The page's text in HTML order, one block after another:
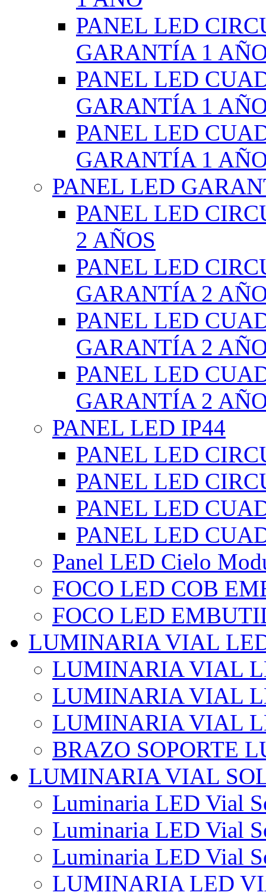
PANEL LED
GARANTÍA 1
PANEL LED
GARANTÍA 1
PANEL LED
GARANTÍA 1
PANEL LED
PANEL LED
2 AÑOS
PANEL LED
GARANTÍA 2
PANEL LED
GARANTÍA 2
PANEL LED
GARANTÍA 2
PANEL LED IP44
PANEL LED
PANEL LED
PANEL LED
PANEL LED
Panel LED Cielo
FOCO LED COB
FOCO LED
LUMINARIA VIAL
LUMINARIA VIAL
LUMINARIA VIAL
LUMINARIA VIAL
BRAZO SOPORTE
LUMINARIA VIAL
Luminaria LED Vial
Luminaria LED Vial
Luminaria LED Vial
LUMINARIA LED